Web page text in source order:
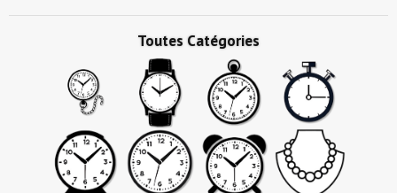
Toutes Catégories